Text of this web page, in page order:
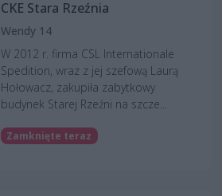
CKE Stara Rzeźnia
Wendy 14
W 2012 r. firma CSL Internationale
Spedition, wraz z jej szefową Laurą
Hołowacz, zakupiła zabytkowy
budynek Starej Rzeźni na szcze...
Zamknięte teraz